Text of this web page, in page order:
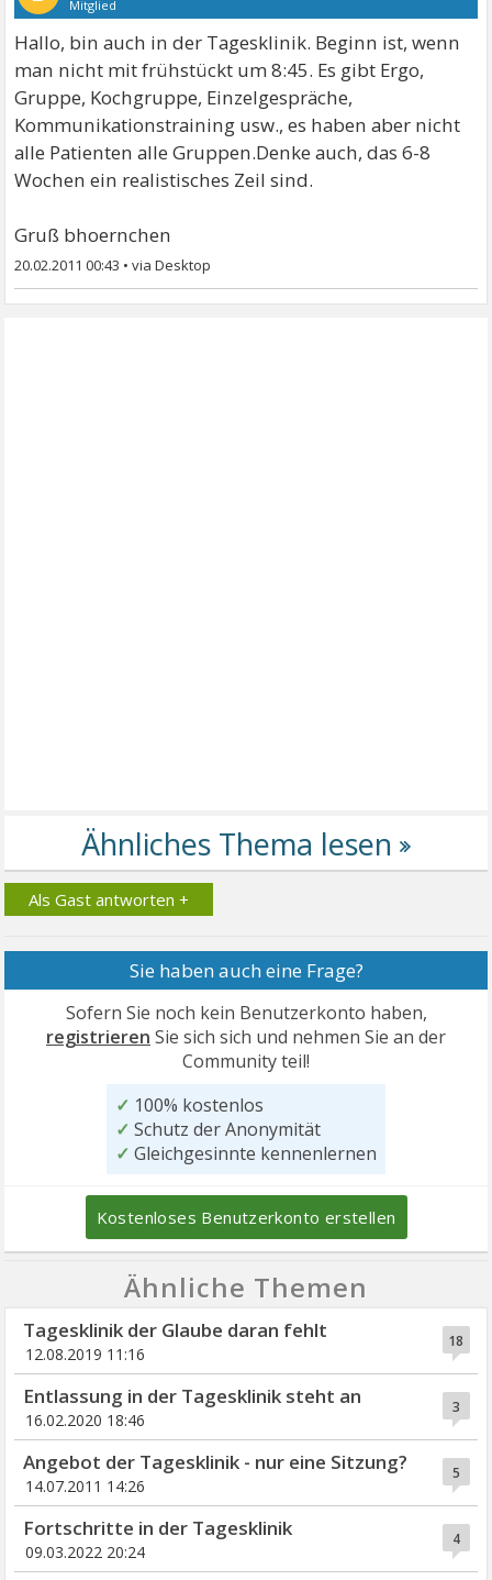
Mitglied
Hallo, bin auch in der Tagesklinik. Beginn ist, wenn
man nicht mit frühstückt um 8:45. Es gibt Ergo,
Gruppe, Kochgruppe, Einzelgespräche,
Kommunikationstraining usw., es haben aber nicht
alle Patienten alle Gruppen.Denke auch, das 6-8
Wochen ein realistisches Zeil sind.
Gruß bhoernchen
20.02.2011 00:43 •
Als Gast antworten +
Sie haben auch eine Frage?
Sofern Sie noch kein Benutzerkonto haben,
registrieren Sie sich sich und nehmen Sie an der
Community teil!
✓ 100% kostenlos
✓ Schutz der Anonymität
✓ Gleichgesinnte kennenlernen
Kostenloses Benutzerkonto erstellen
Ähnliche Themen
18
Tagesklinik der Glaube daran fehlt
12.08.2019 11:16
3
Entlassung in der Tagesklinik steht an
16.02.2020 18:46
5
Angebot der Tagesklinik - nur eine Sitzung?
14.07.2011 14:26
4
Fortschritte in der Tagesklinik
09.03.2022 20:24